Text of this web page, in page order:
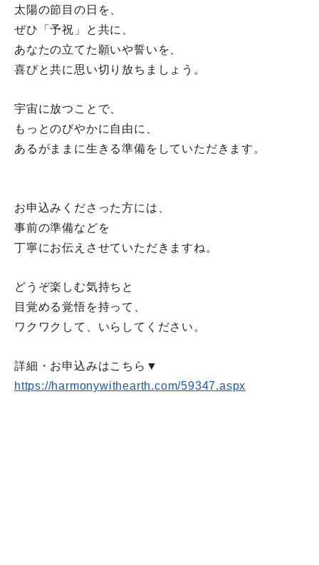
太陽の節目の日を、
ぜひ「予祝」と共に、
あなたの立てた願いや誓いを、
喜びと共に思い切り放ちましょう。
宇宙に放つことで、
もっとのびやかに自由に、
あるがままに生きる準備をしていただきます。
お申込みくださった方には、
事前の準備などを
丁寧にお伝えさせていただきますね。
どうぞ楽しむ気持ちと
目覚める覚悟を持って、
ワクワクして、いらしてください。
詳細・お申込みはこちら▼
https://harmonywithearth.com/59347.aspx